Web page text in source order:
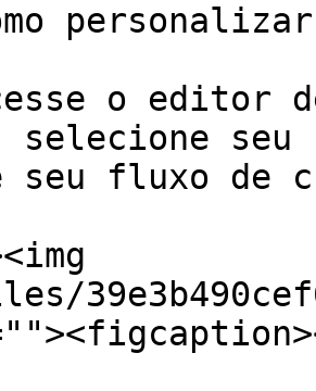
o editor
selecione
seu fluxo de